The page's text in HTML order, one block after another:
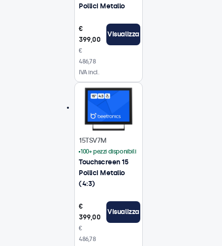
Pollici Metallo
€
399,00
€
486,78
IVA incl.
Visualizza
Touchscreen 15
Pollici Metallo
(4:3)
15TSV7M
100+ pezzi disponibili
€
399,00
€
486,78
Visualizza